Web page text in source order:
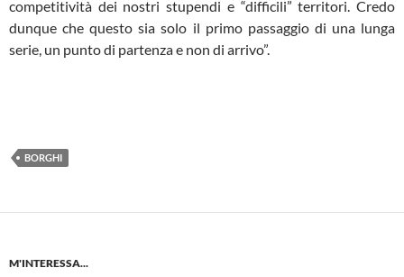
competitività dei nostri stupendi e “difficili” territori. Credo
dunque che questo sia solo il primo passaggio di una lunga
serie, un punto di partenza e non di arrivo”.
BORGHI
M'INTERESSA...